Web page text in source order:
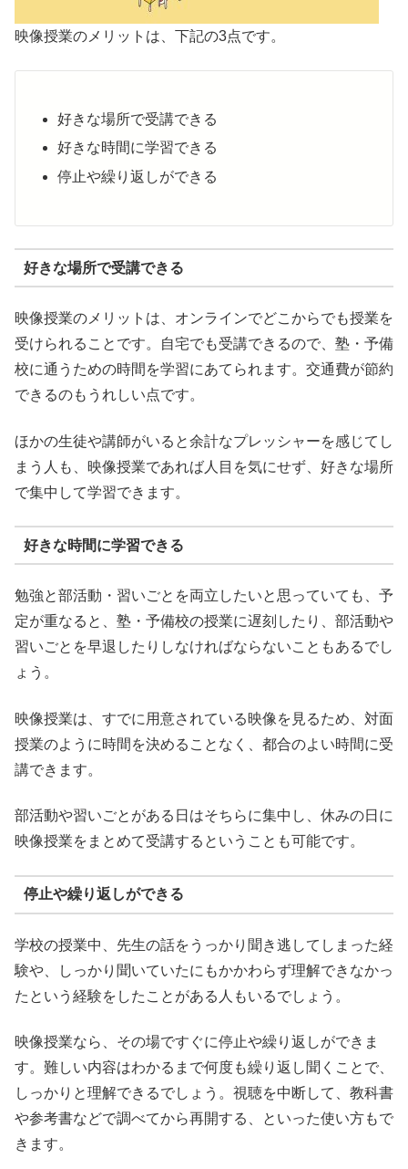
映像授業のメリットは、下記の3点です。
好きな場所で受講できる
好きな時間に学習できる
停止や繰り返しができる
好きな場所で受講できる
映像授業のメリットは、オンラインでどこからでも授業を
受けられることです。自宅でも受講できるので、塾・予備
校に通うための時間を学習にあてられます。交通費が節約
できるのもうれしい点です。
ほかの生徒や講師がいると余計なプレッシャーを感じてし
まう人も、映像授業であれば人目を気にせず、好きな場所
で集中して学習できます。
好きな時間に学習できる
勉強と部活動・習いごとを両立したいと思っていても、予
定が重なると、塾・予備校の授業に遅刻したり、部活動や
習いごとを早退したりしなければならないこともあるでし
ょう。
映像授業は、すでに用意されている映像を見るため、対面
授業のように時間を決めることなく、都合のよい時間に受
講できます。
部活動や習いごとがある日はそちらに集中し、休みの日に
映像授業をまとめて受講するということも可能です。
停止や繰り返しができる
学校の授業中、先生の話をうっかり聞き逃してしまった経
験や、しっかり聞いていたにもかかわらず理解できなかっ
たという経験をしたことがある人もいるでしょう。
映像授業なら、その場ですぐに停止や繰り返しができま
す。難しい内容はわかるまで何度も繰り返し聞くことで、
しっかりと理解できるでしょう。視聴を中断して、教科書
や参考書などで調べてから再開する、といった使い方もで
きます。